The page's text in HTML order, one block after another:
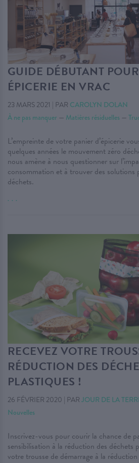
GUIDE DÉBUTANT
ÉPICERIE EN VRAC
23 MARS 2021 | PAR CAROLYN DOLAN
À ne pas manquer — Matières résiduelles —
L’empreinte de votre panier d’épicerie
quelques années le mouvement zéro
nous amène à nous questionner sur
consommation et à trouver des solutions
déchets.
. . .
RECEVEZ VOTRE
RÉDUCTION DES
PLASTIQUES !
26 FÉVRIER 2020 | PAR JOUR DE LA
Nouvelles
Inscrivez-vous pour courir la chance de
sensibilisation à la réduction des déchets
votre trousse de démarrage à la